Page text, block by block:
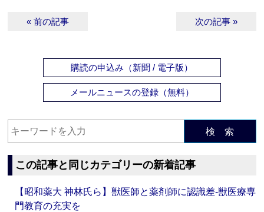
« 前の記事 次の記事 »
購読の申込み（新聞 / 電子版）
メールニュースの登録（無料）
検 索
この記事と同じカテゴリーの新着記事
【昭和薬大 神林氏ら】獣医師と薬剤師に認識差‐獣医療専
門教育の充実を